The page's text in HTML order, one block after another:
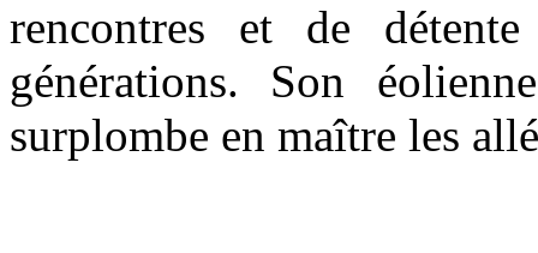
rencontres et de
générations. Son
surplombe en maître les